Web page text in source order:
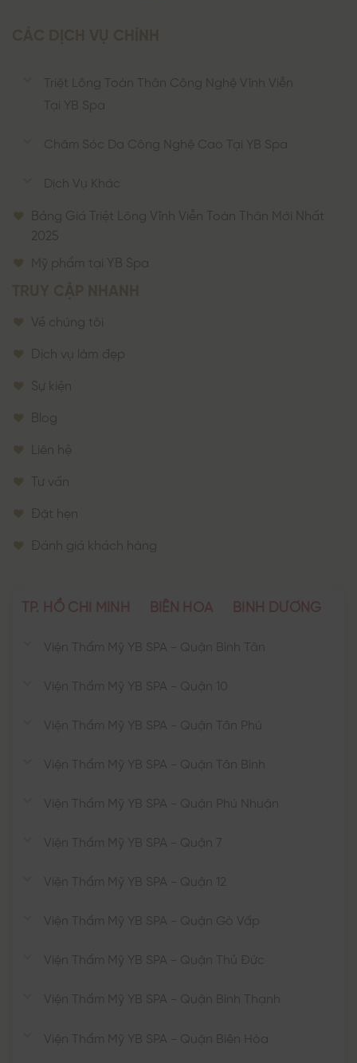
Triệt Lông Toàn Thân Công Nghệ Vĩnh Viễn
Tại YB Spa
Chăm Sóc Da Công Nghệ Cao Tại YB Spa
Dịch Vụ Khác
Bảng Giá Triệt Lông Vĩnh Viễn Toàn Thân Mới Nhất
2025
Mỹ phẩm tại YB Spa
Về chúng tôi
Dịch vụ làm đẹp
Sự kiện
Blog
Liên hệ
Tư vấn
Đặt hẹn
Đánh giá khách hàng
TP. HỒ CHÍ MINH BIÊN HÒA BÌNH DƯƠNG
Viện Thẩm Mỹ YB SPA - Quận Bình Tân
Viện Thẩm Mỹ YB SPA - Quận 10
Viện Thẩm Mỹ YB SPA - Quận Tân Phú
Viện Thẩm Mỹ YB SPA - Quận Tân Bình
Viện Thẩm Mỹ YB SPA - Quận Phú Nhuận
Viện Thẩm Mỹ YB SPA - Quận 7
Viện Thẩm Mỹ YB SPA - Quận 12
Viện Thẩm Mỹ YB SPA - Quận Gò Vấp
Viện Thẩm Mỹ YB SPA - Quận Thủ Đức
Viện Thẩm Mỹ YB SPA - Quận Bình Thạnh
Viện Thẩm Mỹ YB SPA - Quận Biên Hòa